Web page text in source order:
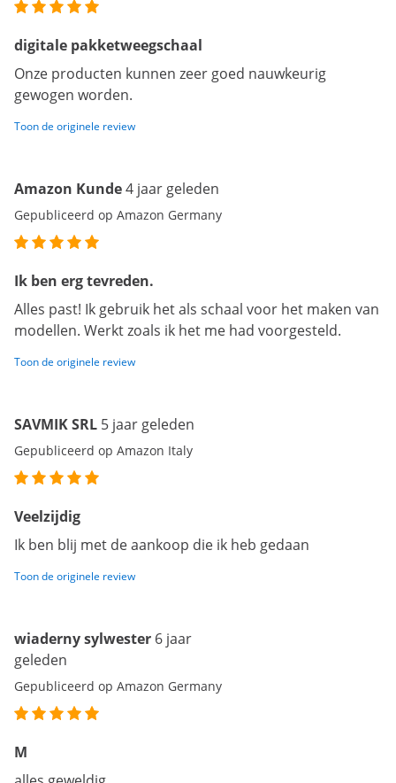
digitale pakketweegschaal
Onze producten kunnen zeer goed nauwkeurig
gewogen worden.
Toon de originele review
Amazon Kunde4 jaar geleden
Gepubliceerd op Amazon Germany
Ik ben erg tevreden.
Alles past! Ik gebruik het als schaal voor het maken van
modellen. Werkt zoals ik het me had voorgesteld.
Toon de originele review
SAVMIK SRL 5 jaar geleden
Gepubliceerd op Amazon Italy
Veelzijdig
Ik ben blij met de aankoop die ik heb gedaan
Toon de originele review
wiaderny sylwester 6 jaar
geleden
Gepubliceerd op Amazon Germany
M